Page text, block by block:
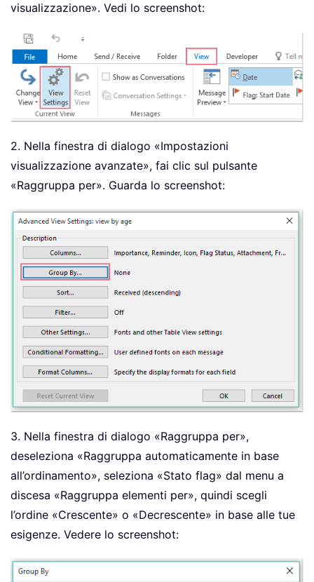
visualizzazione». Vedi lo screenshot:
2. Nella finestra di dialogo «Impostazioni
visualizzazione avanzate», fai clic sul pulsante
«Raggruppa per». Guarda lo screenshot:
3. Nella finestra di dialogo «Raggruppa per»,
deseleziona «Raggruppa automaticamente in base
all’ordinamento», seleziona «Stato flag» dal menu a
discesa «Raggruppa elementi per», quindi scegli
l’ordine «Crescente» o «Decrescente» in base alle tue
esigenze. Vedere lo screenshot: